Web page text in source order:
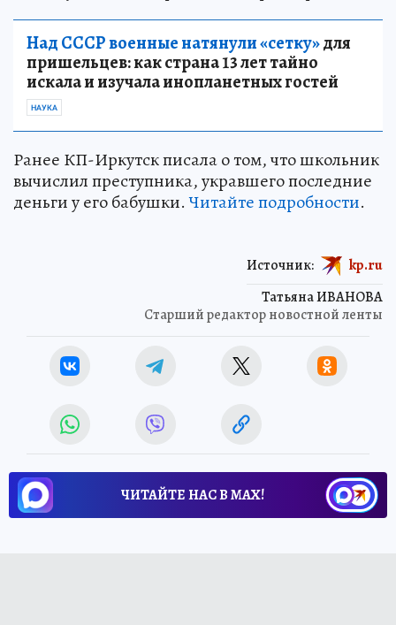
Над СССР военные натянули «сетку»для
пришельцев: как страна 13 лет тайно
искала и изучала инопланетных гостей
НАУКА
Ранее КП-Иркутск писала о том, что школьник
вычислил преступника, укравшего последние
деньги у его бабушки.Читайте подробности.
Татьяна ИВАНОВА
Старший редактор новостной ленты
Источник: kp.ru
ЧИТАЙТЕ НАС В МАХ!